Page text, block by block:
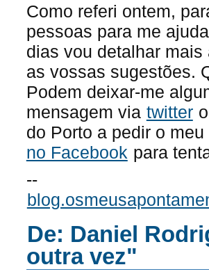
Como referi ontem,
pessoas para me
dias vou detalhar
as vossas sugestões.
Podem deixar-me
mensagem via twitter
do Porto a pedir o
no Facebook para
--
De: Daniel
outra vez"